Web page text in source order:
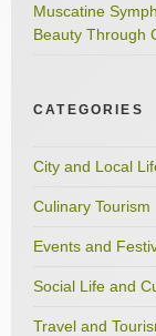
Muscatine
Beauty Through
CATEGORIES
City and Local
Culinary Tourism
Events and
Social Life and
Travel and